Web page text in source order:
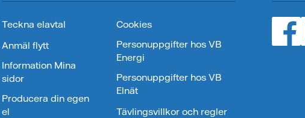
Teckna elavtal
Anmäl flytt
Information Mina
sidor
Producera din egen
el
Cookies
Personuppgifter hos VB
Energi
Personuppgifter hos VB
Elnät
Tävlingsvillkor och regler